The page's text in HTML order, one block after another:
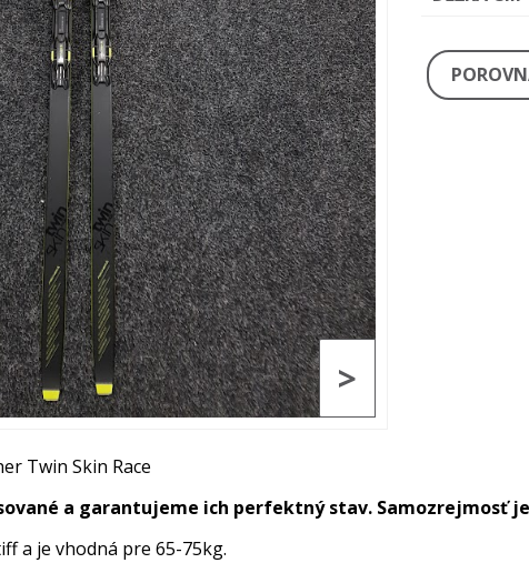
>
Twin Skin Race
a garantujeme ich perfektný stav. Samozrejmosť
a je vhodná pre 65-75kg.